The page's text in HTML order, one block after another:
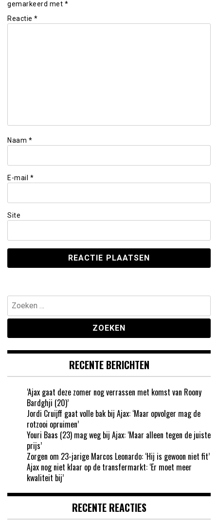
gemarkeerd met *
Reactie *
Naam *
E-mail *
Site
Zoeken
naar:
RECENTE BERICHTEN
‘Ajax gaat deze zomer nog verrassen met komst van Roony
Bardghji (20)’
Jordi Cruijff gaat volle bak bij Ajax: ‘Maar opvolger mag de
rotzooi opruimen’
Youri Baas (23) mag weg bij Ajax: ‘Maar alleen tegen de juiste
prijs’
Zorgen om 23-jarige Marcos Leonardo: ‘Hij is gewoon niet fit’
Ajax nog niet klaar op de transfermarkt: ‘Er moet meer
kwaliteit bij’
RECENTE REACTIES